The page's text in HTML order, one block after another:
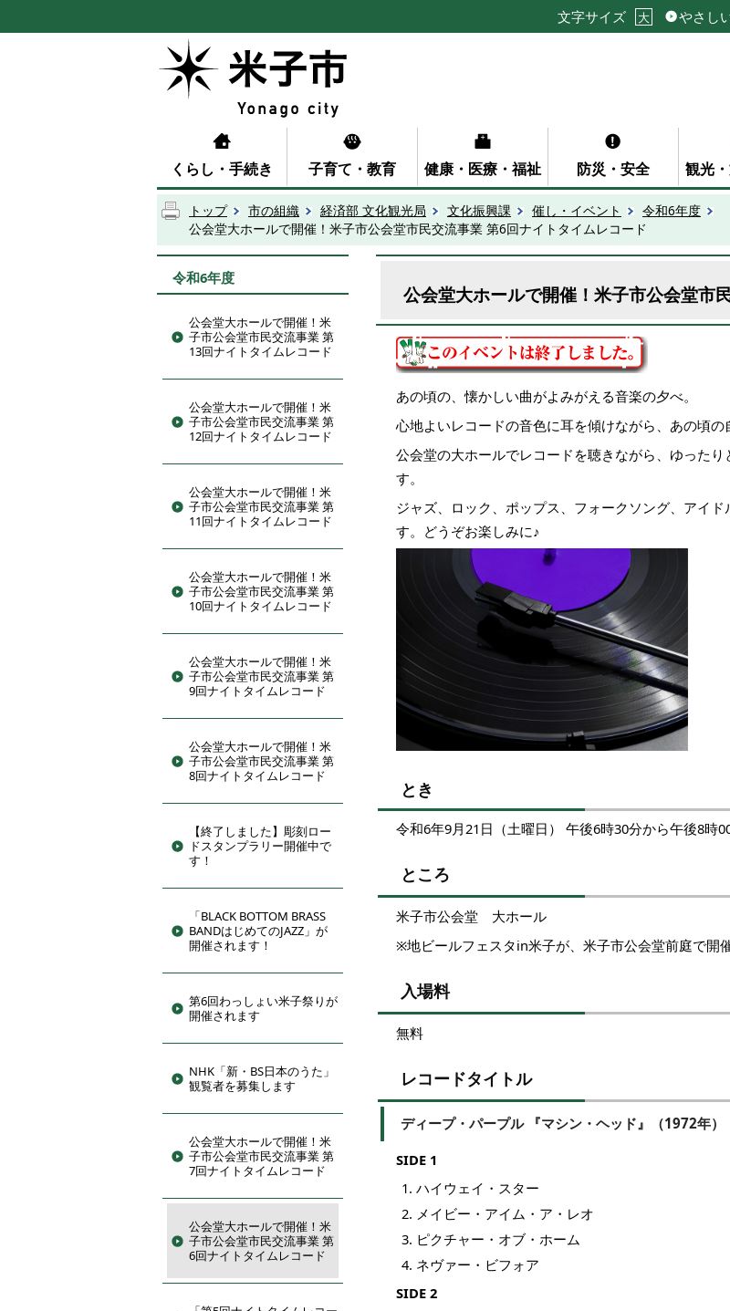
文字サイズ 大 やさし
くらし・手続き 子育て・教育 健康・医療・福祉 防災・安全 観光
トップ 市の組織 経済部 文化観光局 文化振興課 催し・イベント
令和6年度
公会堂大ホールで開催！米子市公会堂市民交流事業 第6回ナイトタイムレコード
令和6年度
公会堂大ホールで開催！米
子市公会堂市民交流事業 第
13回ナイトタイムレコード
公会堂大ホールで開催！米
子市公会堂市民交流事業 第
12回ナイトタイムレコード
公会堂大ホールで開催！米
子市公会堂市民交流事業 第
11回ナイトタイムレコード
公会堂大ホールで開催！米
子市公会堂市民交流事業 第
10回ナイトタイムレコード
公会堂大ホールで開催！米
子市公会堂市民交流事業 第
9回ナイトタイムレコード
公会堂大ホールで開催！米
子市公会堂市民交流事業 第
8回ナイトタイムレコード
【終了しました】彫刻ロー
ドスタンプラリー開催中で
す！
「BLACK BOTTOM BRASS
BANDはじめてのJAZZ」が
開催されます！
第6回わっしょい米子祭りが
開催されます
NHK「新・BS日本のうた」
観覧者を募集します
公会堂大ホールで開催！米
子市公会堂市民交流事業 第
7回ナイトタイムレコード
公会堂大ホールで開催！米
子市公会堂市民交流事業 第
6回ナイトタイムレコード
公会堂大ホールで開催！米子市公会堂市
あの頃の、懐かしい曲がよみがえる音楽の夕べ。
心地よいレコードの音色に耳を傾けながら、あの頃の
公会堂の大ホールでレコードを聴きながら、ゆった
す。
ジャズ、ロック、ポップス、フォークソング、アイ
す。どうぞお楽しみに♪
とき
令和6年9月21日（土曜日） 午後6時30分から午後8時
ところ
米子市公会堂 大ホール
※地ビールフェスタin米子が、米子市公会堂前庭で開
入場料
無料
レコードタイトル
ディープ・パープル 『マシン・ヘッド』（1972年）
SIDE 1
ハイウェイ・スター
メイビー・アイム・ア・レオ
ピクチャー・オブ・ホーム
ネヴァー・ビフォア
SIDE 2